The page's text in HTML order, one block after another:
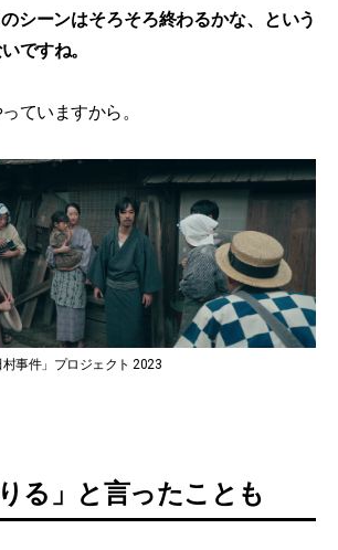
シーンはそろそろ終わるかな、という
ですね。
ていますから。
事件」プロジェクト 2023
る」と言ったことも